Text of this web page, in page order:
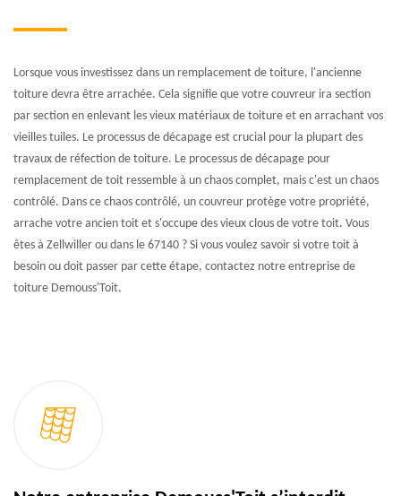
Lorsque vous investissez dans un remplacement de toiture, l'ancienne
toiture devra être arrachée. Cela signifie que votre couvreur ira section
par section en enlevant les vieux matériaux de toiture et en arrachant vos
vieilles tuiles. Le processus de décapage est crucial pour la plupart des
travaux de réfection de toiture. Le processus de décapage pour
remplacement de toit ressemble à un chaos complet, mais c'est un chaos
contrôlé. Dans ce chaos contrôlé, un couvreur protège votre propriété,
arrache votre ancien toit et s'occupe des vieux clous de votre toit. Vous
êtes à Zellwiller ou dans le 67140 ? Si vous voulez savoir si votre toit à
besoin ou doit passer par cette étape, contactez notre entreprise de
toiture Demouss'Toit.